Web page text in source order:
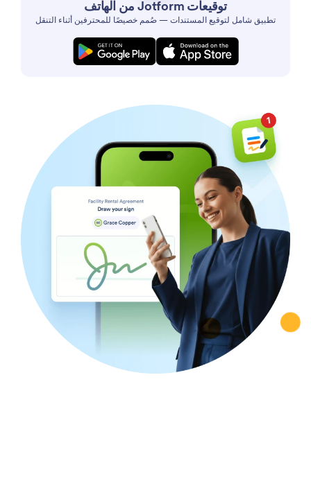
توقيعات Jotform من الهاتف
تطبيق شامل لتوقيع المستندات — صُمم خصيصًا للمحترفين أثناء التنقل